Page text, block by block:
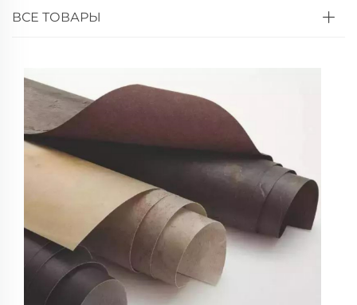
ВСЕ ТОВАРЫ